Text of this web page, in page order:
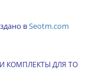
вSeotm.com
КОМПЛЕКТЫ ДЛЯ ТО